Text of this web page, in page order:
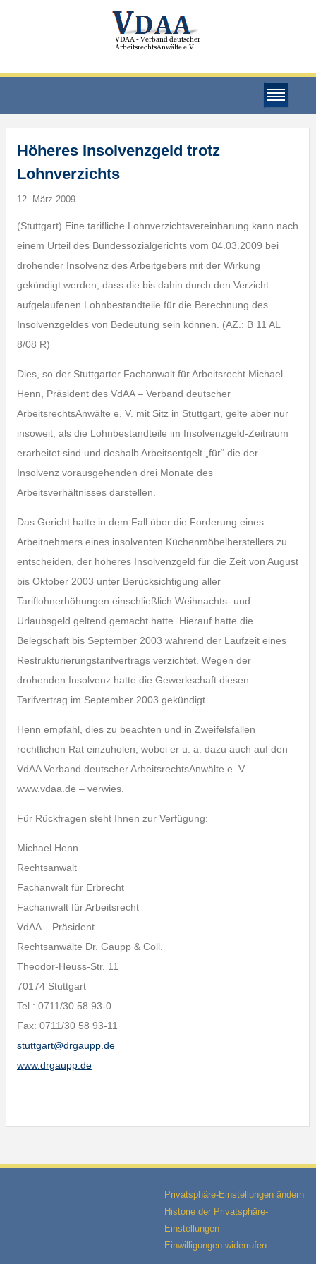
Höheres Insolvenzgeld trotz
Lohnverzichts
12. März 2009
(Stuttgart) Eine tarifliche Lohnverzichtsvereinbarung kann nach
einem Urteil des Bundessozialgerichts vom 04.03.2009 bei
drohender Insolvenz des Arbeitgebers mit der Wirkung
gekündigt werden, dass die bis dahin durch den Verzicht
aufgelaufenen Lohnbestandteile für die Berechnung des
Insolvenzgeldes von Bedeutung sein können. (AZ.: B 11 AL
8/08 R)
Dies, so der Stuttgarter Fachanwalt für Arbeitsrecht Michael
Henn, Präsident des VdAA – Verband deutscher
ArbeitsrechtsAnwälte e. V. mit Sitz in Stuttgart, gelte aber nur
insoweit, als die Lohnbestandteile im Insolvenzgeld-Zeitraum
erarbeitet sind und deshalb Arbeitsentgelt „für“ die der
Insolvenz vorausgehenden drei Monate des
Arbeitsverhältnisses darstellen.
Das Gericht hatte in dem Fall über die Forderung eines
Arbeitnehmers eines insolventen Küchenmöbelherstellers zu
entscheiden, der höheres Insolvenzgeld für die Zeit von August
bis Oktober 2003 unter Berücksichtigung aller
Tariflohnerhöhungen einschließlich Weihnachts- und
Urlaubsgeld geltend gemacht hatte. Hierauf hatte die
Belegschaft bis September 2003 während der Laufzeit eines
Restrukturierungstarifvertrags verzichtet. Wegen der
drohenden Insolvenz hatte die Gewerkschaft diesen
Tarifvertrag im September 2003 gekündigt.
Henn empfahl, dies zu beachten und in Zweifelsfällen
rechtlichen Rat einzuholen, wobei er u. a. dazu auch auf den
VdAA Verband deutscher ArbeitsrechtsAnwälte e. V. –
www.vdaa.de – verwies.
Für Rückfragen steht Ihnen zur Verfügung:
Michael Henn
Rechtsanwalt
Fachanwalt für Erbrecht
Fachanwalt für Arbeitsrecht
VdAA – Präsident
Rechtsanwälte Dr. Gaupp & Coll.
Theodor-Heuss-Str. 11
70174 Stuttgart
Tel.: 0711/30 58 93-0
Fax: 0711/30 58 93-11
stuttgart@drgaupp.de
www.drgaupp.de
Privatsphäre-Einstellungen ändern
Historie der Privatsphäre-
Einstellungen
Einwilligungen widerrufen